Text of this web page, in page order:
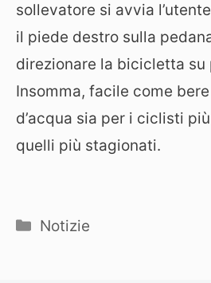
sollevatore si avvia
il piede destro sulla
direzionare la bicicletta su
Insomma, facile come
d’acqua sia per i ciclisti
quelli più stagionati.
Categorie
Notizie